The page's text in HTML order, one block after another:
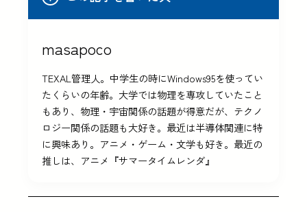
masapoco
TEXAL管理人。中学生の時にWindows95を使ってい
たくらいの年齢。大学では物理を専攻していたこと
もあり、物理・宇宙関係の話題が得意だが、テクノ
ロジー関係の話題も大好き。最近は半導体関連に特
に興味あり。アニメ・ゲーム・文学も好き。最近の
推しは、アニメ『サマータイムレンダ』